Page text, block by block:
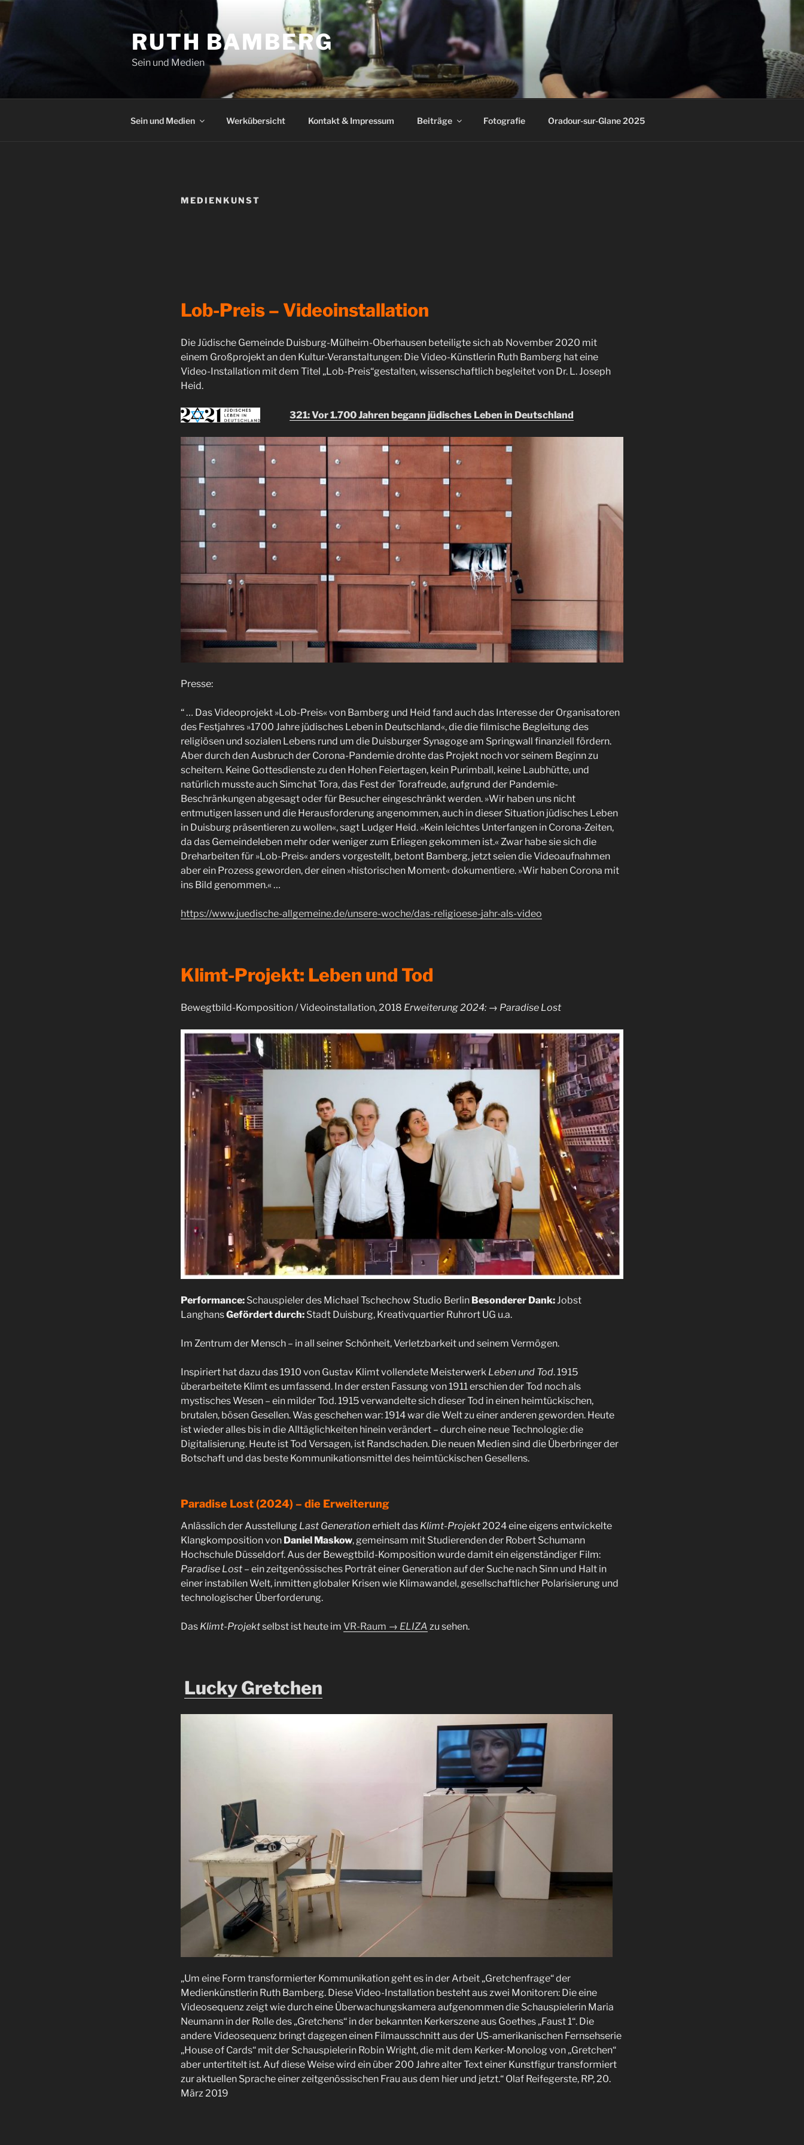
Zum
Inhalt
springen
RUTH BAMBERG
Sein und Medien
Sein und Medien Werkübersicht Kontakt & Impressum Beiträge Fotografie Oradour-sur-Glane 2025
MEDIENKUNST
Lob-Preis – Videoinstallation
Die Jüdische Gemeinde Duisburg-Mülheim-Oberhausen beteiligte sich ab November 2020 mit
einem Großprojekt an den Kultur-Veranstaltungen: Die Video-Künstlerin Ruth Bamberg hat eine
Video-Installation mit dem Titel „Lob-Preis“gestalten, wissenschaftlich begleitet von Dr. L. Joseph
Heid.
321: Vor 1.700 Jahren begann jüdisches Leben in Deutschland
Presse:
“ … Das Videoprojekt »Lob-Preis« von Bamberg und Heid fand auch das Interesse der Organisatoren
des Festjahres »1700 Jahre jüdisches Leben in Deutschland«, die die filmische Begleitung des
religiösen und sozialen Lebens rund um die Duisburger Synagoge am Springwall finanziell fördern.
Aber durch den Ausbruch der Corona-Pandemie drohte das Projekt noch vor seinem Beginn zu
scheitern. Keine Gottesdienste zu den Hohen Feiertagen, kein Purimball, keine Laubhütte, und
natürlich musste auch Simchat Tora, das Fest der Torafreude, aufgrund der Pandemie-
Beschränkungen abgesagt oder für Besucher eingeschränkt werden. »Wir haben uns nicht
entmutigen lassen und die Herausforderung angenommen, auch in dieser Situation jüdisches Leben
in Duisburg präsentieren zu wollen«, sagt Ludger Heid. »Kein leichtes Unterfangen in Corona-Zeiten,
da das Gemeindeleben mehr oder weniger zum Erliegen gekommen ist.« Zwar habe sie sich die
Dreharbeiten für »Lob-Preis« anders vorgestellt, betont Bamberg, jetzt seien die Videoaufnahmen
aber ein Prozess geworden, der einen »historischen Moment« dokumentiere. »Wir haben Corona mit
ins Bild genommen.« …
https://www.juedische-allgemeine.de/unsere-woche/das-religioese-jahr-als-video
Klimt-Projekt: Leben und Tod
Bewegtbild-Komposition / Videoinstallation, 2018 Erweiterung 2024: → Paradise Lost
Performance: Schauspieler des Michael Tschechow Studio Berlin Besonderer Dank: Jobst
LanghansGefördert durch: Stadt Duisburg, Kreativquartier Ruhrort UG u.a.
Im Zentrum der Mensch – in all seiner Schönheit, Verletzbarkeit und seinem Vermögen.
Inspiriert hat dazu das 1910 von Gustav Klimt vollendete Meisterwerk Leben und Tod. 1915
überarbeitete Klimt es umfassend. In der ersten Fassung von 1911 erschien der Tod noch als
mystisches Wesen – ein milder Tod. 1915 verwandelte sich dieser Tod in einen heimtückischen,
brutalen, bösen Gesellen. Was geschehen war: 1914 war die Welt zu einer anderen geworden. Heute
ist wieder alles bis in die Alltäglichkeiten hinein verändert – durch eine neue Technologie: die
Digitalisierung. Heute ist Tod Versagen, ist Randschaden. Die neuen Medien sind die Überbringer der
Botschaft und das beste Kommunikationsmittel des heimtückischen Gesellens.
Paradise Lost (2024) – die Erweiterung
Anlässlich der Ausstellung Last Generationerhielt das Klimt-Projekt2024 eine eigens entwickelte
Klangkomposition von Daniel Maskow, gemeinsam mit Studierenden der Robert Schumann
Hochschule Düsseldorf. Aus der Bewegtbild-Komposition wurde damit ein eigenständiger Film:
Paradise Lost – ein zeitgenössisches Porträt einer Generation auf der Suche nach Sinn und Halt in
einer instabilen Welt, inmitten globaler Krisen wie Klimawandel, gesellschaftlicher Polarisierung und
technologischer Überforderung.
Das Klimt-Projektselbst ist heute im VR-Raum → ELIZA zu sehen.
Lucky Gretchen
„Um eine Form transformierter Kommunikation geht es in der Arbeit „Gretchenfrage“ der
Medienkünstlerin Ruth Bamberg. Diese Video-Installation besteht aus zwei Monitoren: Die eine
Videosequenz zeigt wie durch eine Überwachungskamera aufgenommen die Schauspielerin Maria
Neumann in der Rolle des „Gretchens“ in der bekannten Kerkerszene aus Goethes „Faust 1“. Die
andere Videosequenz bringt dagegen einen Filmausschnitt aus der US-amerikanischen Fernsehserie
„House of Cards“ mit der Schauspielerin Robin Wright, die mit dem Kerker-Monolog von „Gretchen“
aber untertitelt ist. Auf diese Weise wird ein über 200 Jahre alter Text einer Kunstfigur transformiert
zur aktuellen Sprache einer zeitgenössischen Frau aus dem hier und jetzt.“ Olaf Reifegerste, RP, 20.
März 2019